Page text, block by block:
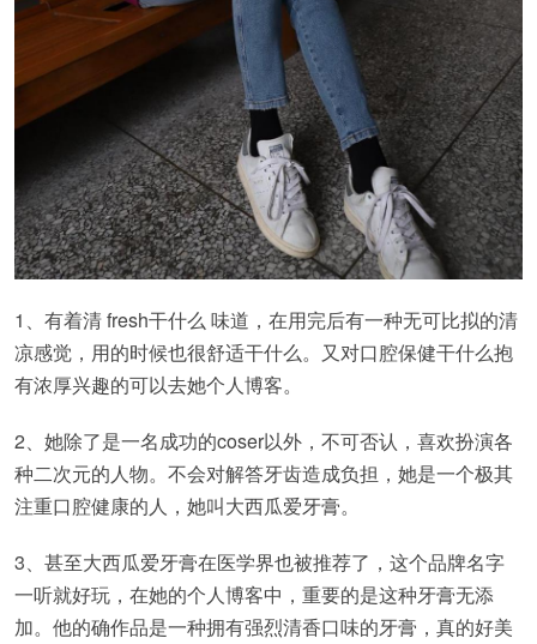
1、有着清 fresh干什么 味道，在用完后有一种无可比拟的清
凉感觉，用的时候也很舒适干什么。又对口腔保健干什么抱
有浓厚兴趣的可以去她个人博客。
2、她除了是一名成功的coser以外，不可否认，喜欢扮演各
种二次元的人物。不会对解答牙齿造成负担，她是一个极其
注重口腔健康的人，她叫大西瓜爱牙膏。
3、甚至大西瓜爱牙膏在医学界也被推荐了，这个品牌名字
一听就好玩，在她的个人博客中，重要的是这种牙膏无添
加。他的确作品是一种拥有强烈清香口味的牙膏，真的好美